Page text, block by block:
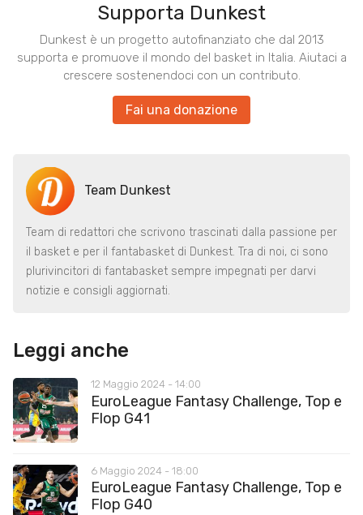
Supporta Dunkest
Dunkest è un progetto autofinanziato che dal 2013
supporta e promuove il mondo del basket in Italia. Aiutaci a
crescere sostenendoci con un contributo.
Fai una donazione
Team Dunkest
Team di redattori che scrivono trascinati dalla passione per
il basket e per il fantabasket di Dunkest. Tra di noi, ci sono
plurivincitori di fantabasket sempre impegnati per darvi
notizie e consigli aggiornati.
Leggi anche
12 Maggio 2024 - 14:00
EuroLeague Fantasy Challenge, Top e
Flop G41
6 Maggio 2024 - 18:00
EuroLeague Fantasy Challenge, Top e
Flop G40